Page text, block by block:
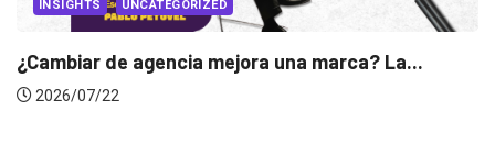
una marca? La... INSIGHTS